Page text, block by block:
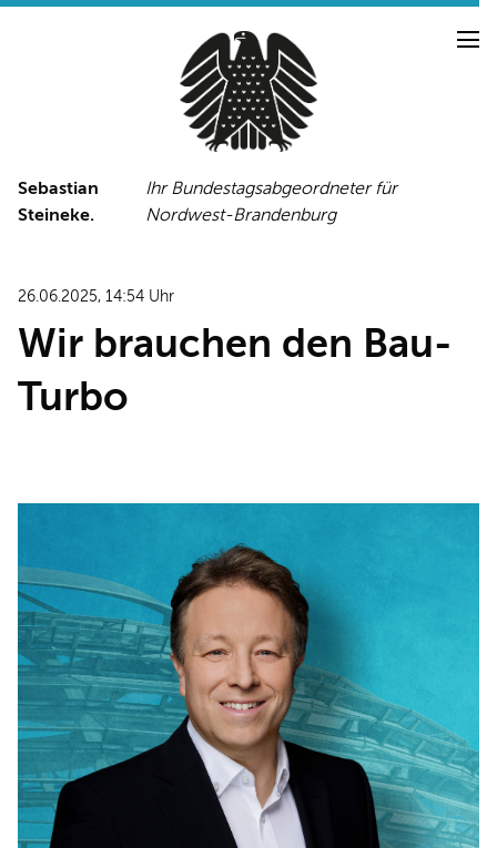
Sebastian
Steineke.
Ihr Bundestagsabgeordneter für
Nordwest-Brandenburg
NEUIGKEITEN
26.06.2025, 14:54 Uhr
Wir brauchen den Bau-
Turbo